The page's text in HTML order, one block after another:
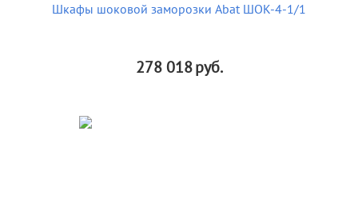
Шкафы шоковой заморозки Abat ШОК-4-1/1
278 018руб.